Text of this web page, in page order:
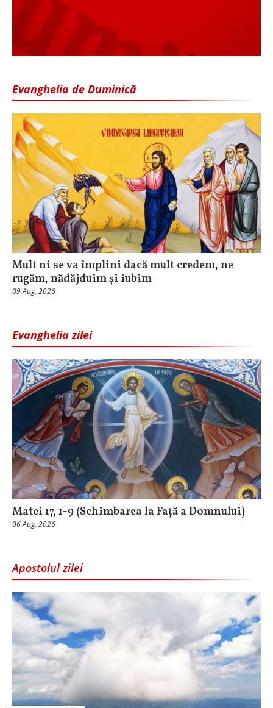
Evanghelia de Duminică
Mult ni se va împlini dacă mult credem, ne
rugăm, nădăjduim și iubim
09 Aug, 2026
Evanghelia zilei
Matei 17, 1-9 (Schimbarea la Față a Domnului)
06 Aug, 2026
Apostolul zilei